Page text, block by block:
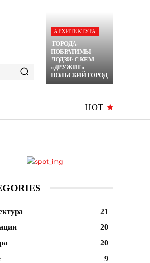
АРХИТЕКТУРА
ГОРОДА-
ПОБРАТИМЫ
ЛОДЗИ: С КЕМ
«ДРУЖИТ»
ПОЛЬСКИЙ ГОРОД
HOT
21
20
20
9